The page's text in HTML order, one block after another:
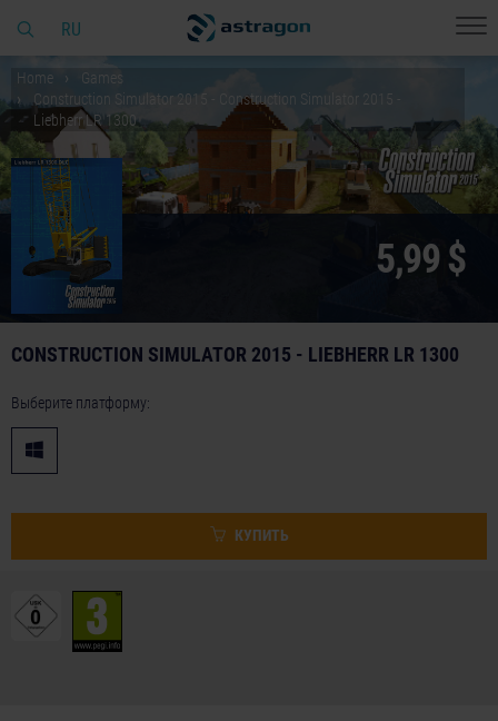
RU
Home
Games
Construction Simulator 2015 - Construction Simulator 2015 -
Liebherr LR 1300
5,99 $
CONSTRUCTION SIMULATOR 2015 - LIEBHERR LR 1300
Выберите платформу:
КУПИТЬ